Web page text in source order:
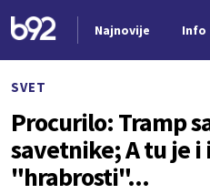
Najnovije Info
SVET
Procurilo: Tramp
savetnike; A tu je
"hrabrosti"...